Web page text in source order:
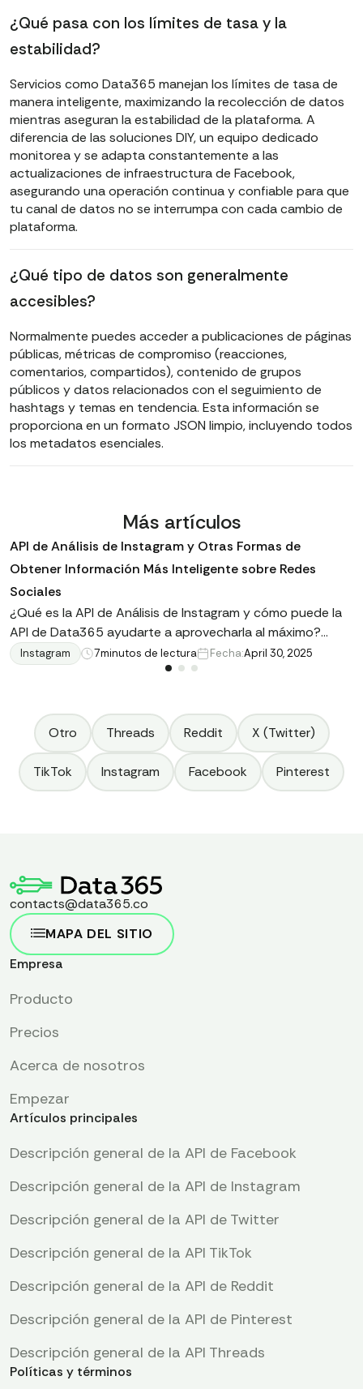
¿Qué pasa con los límites de tasa y la
estabilidad?
Servicios como Data365 manejan los límites de tasa de
manera inteligente, maximizando la recolección de datos
mientras aseguran la estabilidad de la plataforma. A
diferencia de las soluciones DIY, un equipo dedicado
monitorea y se adapta constantemente a las
actualizaciones de infraestructura de Facebook,
asegurando una operación continua y confiable para que
tu canal de datos no se interrumpa con cada cambio de
plataforma.
¿Qué tipo de datos son generalmente
accesibles?
Normalmente puedes acceder a publicaciones de páginas
públicas, métricas de compromiso (reacciones,
comentarios, compartidos), contenido de grupos
públicos y datos relacionados con el seguimiento de
hashtags y temas en tendencia. Esta información se
proporciona en un formato JSON limpio, incluyendo todos
los metadatos esenciales.
Más artículos
API de Análisis de Instagram y Otras Formas de
Obtener Información Más Inteligente sobre Redes
Sociales
¿Qué es la API de Análisis de Instagram y cómo puede la
API de Data365 ayudarte a aprovecharla al máximo?
Todas las respuestas están dentro: lee la publicación
para descubrirlo.
Instagram 7minutos de lectura Fecha:April 30, 2025
Otro Threads Reddit X (Twitter)
TikTok Instagram Facebook Pinterest
contacts@data365.co
MAPA DEL SITIO
Empresa
Producto
Precios
Acerca de nosotros
Empezar
Artículos principales
Descripción general de la API de Facebook
Descripción general de la API de Instagram
Descripción general de la API de Twitter
Descripción general de la API TikTok
Descripción general de la API de Reddit
Descripción general de la API de Pinterest
Descripción general de la API Threads
Políticas y términos